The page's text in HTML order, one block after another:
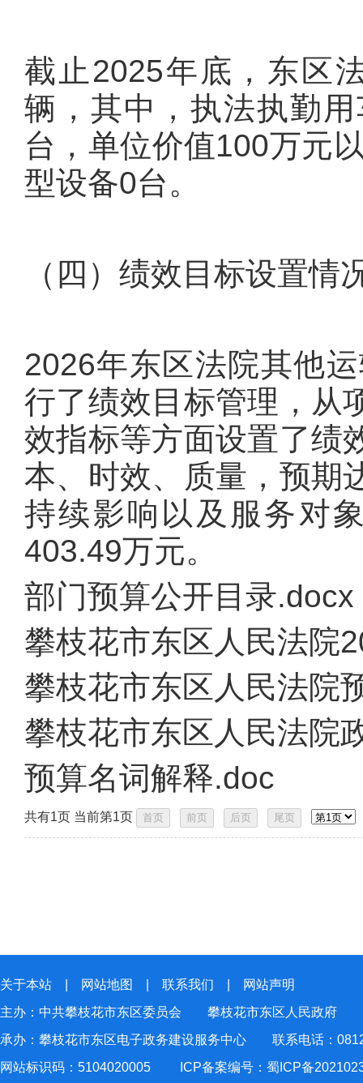
截止2025年底，东区
辆，其中，执法执勤
台，单位价值100万元
型设备0台。
（四）绩效目标设置情
2026年东区法院其他
行了绩效目标管理，从
效指标等方面设置了绩
本、时效、质量，预期
持续影响以及服务对
403.49万元。
部门预算公开目录.docx
攀枝花市东区人民法院
攀枝花市东区人民法院
攀枝花市东区人民法院
预算名词解释.doc
共有1页 当前第1页
关于本站 网站地图 联系我们
网站声明
主办：中共攀枝花市东区委员会 攀枝花市东区人民政府
承办：攀枝花市东区电子政务建设服务中心 联系电话：
网站标识码：5104020005
ICP备案编号：蜀ICP备